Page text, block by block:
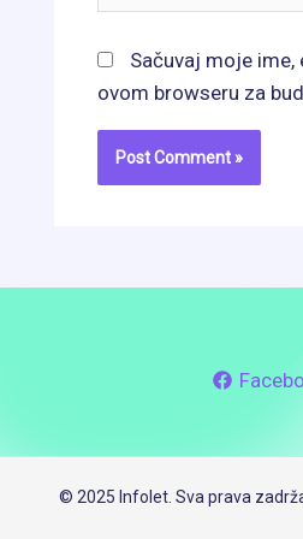
Sačuvaj moje ime,
ovom browseru za
© 2025 Infolet. Sva prava